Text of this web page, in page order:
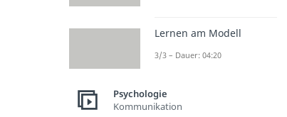
Lernen am Modell
3/3 – Dauer: 04:20
Psychologie
Kommunikation